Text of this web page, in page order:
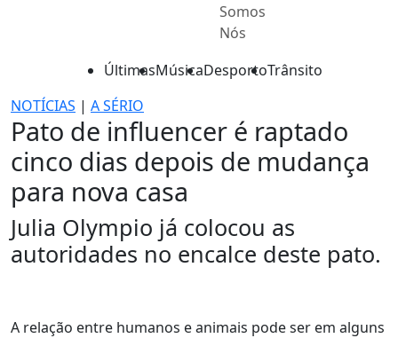
Somos
Nós
ÚltimasMúsicaDesportoTrânsito
NOTÍCIAS | A SÉRIO
Pato de influencer é raptado
cinco dias depois de mudança
para nova casa
Julia Olympio já colocou as
autoridades no encalce deste pato.
A relação entre humanos e animais pode ser em alguns